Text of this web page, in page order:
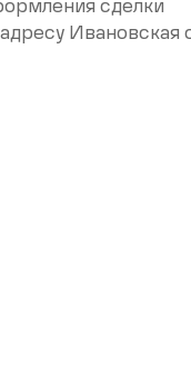
сделки
Ивановская